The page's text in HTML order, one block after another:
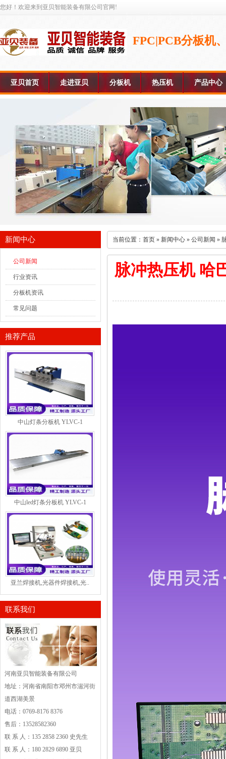
您好！欢迎来到亚贝智能装备有限公司官网!
FPC|PCB分板机
亚贝首页 走进亚贝 分板机 热压机 产品中心
新闻中心
公司新闻
行业资讯
分板机资讯
常见问题
推荐产品
中山灯条分板机 YLVC-1
中山led灯条分板机 YLVC-1
亚兰焊接机,光器件焊接机,光..
联系我们
河南亚贝智能装备有限公司
地址：河南省南阳市邓州市湍河街
道西湖美景
电话：0769-8176 8376
售后：13528582360
联 系 人：135 2858 2360 史先生
联 系 人：180 2829 6890 亚贝
当前位置： 首页 » 新闻中心 » 公司新闻 »
脉冲热压机 哈